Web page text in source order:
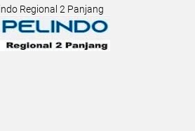
Regional 2 Panjang